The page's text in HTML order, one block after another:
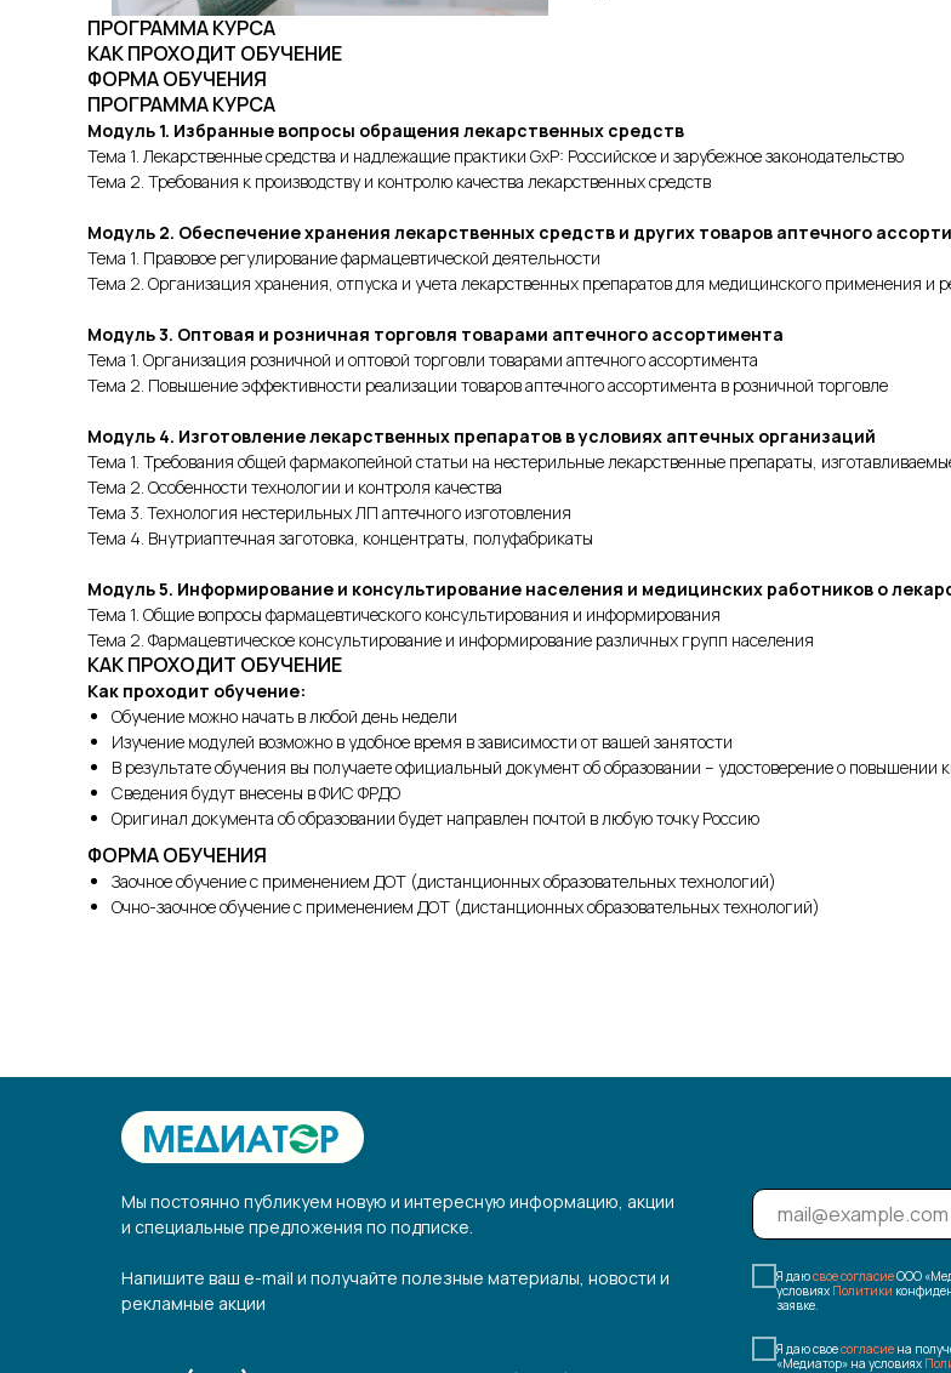
ПРОГРАММА КУРСА
КАК ПРОХОДИТ ОБУЧЕНИЕ
ФОРМА ОБУЧЕНИЯ
ПРОГРАММА КУРСА
Модуль 1. Избранные вопросы обращения лекарственных средств
Тема 1. Лекарственные средства и надлежащие практики GxP: Российское и зарубежное законодательство
Тема 2. Требования к производству и контролю качества лекарственных средств
Модуль 2. Обеспечение хранения лекарственных средств и других товаров аптечного
Тема 1. Правовое регулирование фармацевтической деятельности
Тема 2. Организация хранения, отпуска и учета лекарственных препаратов для медицинского применения и
Модуль 3. Оптовая и розничная торговля товарами аптечного ассортимента
Тема 1. Организация розничной и оптовой торговли товарами аптечного ассортимента
Тема 2. Повышение эффективности реализации товаров аптечного ассортимента в розничной торговле
Модуль 4. Изготовление лекарственных препаратов в условиях аптечных организаций
Тема 1. Требования общей фармакопейной статьи на нестерильные лекарственные препараты,
Тема 2. Особенности технологии и контроля качества
Тема 3. Технология нестерильных ЛП аптечного изготовления
Тема 4. Внутриаптечная заготовка, концентраты, полуфабрикаты
Модуль 5. Информирование и консультирование населения и медицинских работников о
Тема 1. Общие вопросы фармацевтического консультирования и информирования
Тема 2. Фармацевтическое консультирование и информирование различных групп населения
КАК ПРОХОДИТ ОБУЧЕНИЕ
Как проходит обучение:
Обучение можно начать в любой день недели
Изучение модулей возможно в удобное время в зависимости от вашей занятости
В результате обучения вы получаете официальный документ об образовании – удостоверение о повышении
Сведения будут внесены в ФИС ФРДО
Оригинал документа об образовании будет направлен почтой в любую точку Россию
ФОРМА ОБУЧЕНИЯ
Заочное обучение с применением ДОТ (дистанционных образовательных технологий)
Очно-заочное обучение с применением ДОТ (дистанционных образовательных технологий)
Мы постоянно публикуем новую и интересную информацию, акции
и специальные предложения по подписке.
Напишите ваш e-mail и получайте полезные материалы, новости и
рекламные акции
Я даюсвое согласиеООО
условиях Политики
заявке.
Я даю своесогласие на
«Медиатор» на условиях